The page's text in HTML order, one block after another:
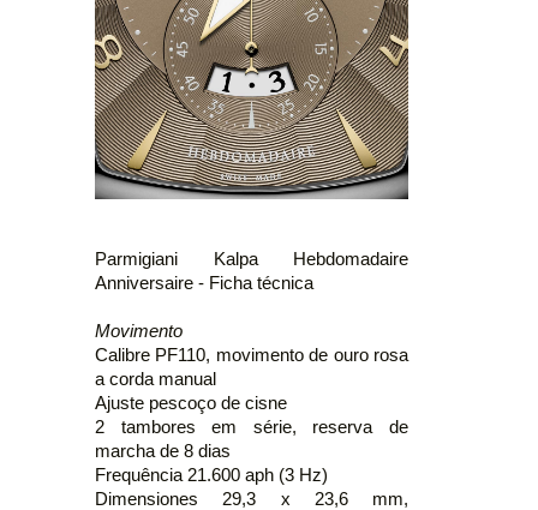
Parmigiani Kalpa Hebdomadaire
Anniversaire - Ficha técnica
Movimento
Calibre PF110, movimento de ouro rosa
a corda manual
Ajuste pescoço de cisne
2 tambores em série, reserva de
marcha de 8 dias
Frequência 21.600 aph (3 Hz)
Dimensiones 29,3 x 23,6 mm,